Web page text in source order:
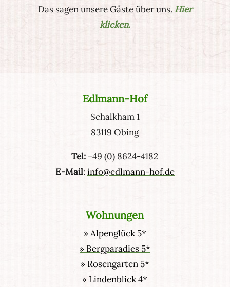
Das sagen unsere Gäste über uns. Hier
klicken.
Edlmann-Hof
Schalkham 1
83119 Obing
Tel:+49 (0) 8624-4182
E-Mail: info@edlmann-hof.de
Wohnungen
» Alpenglück 5*
» Bergparadies 5*
» Rosengarten 5*
» Lindenblick 4*